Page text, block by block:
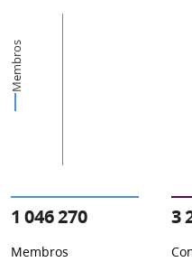
Membros
1 046 270
Membros
3